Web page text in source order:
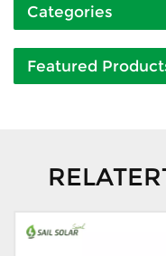
Categories
Featured